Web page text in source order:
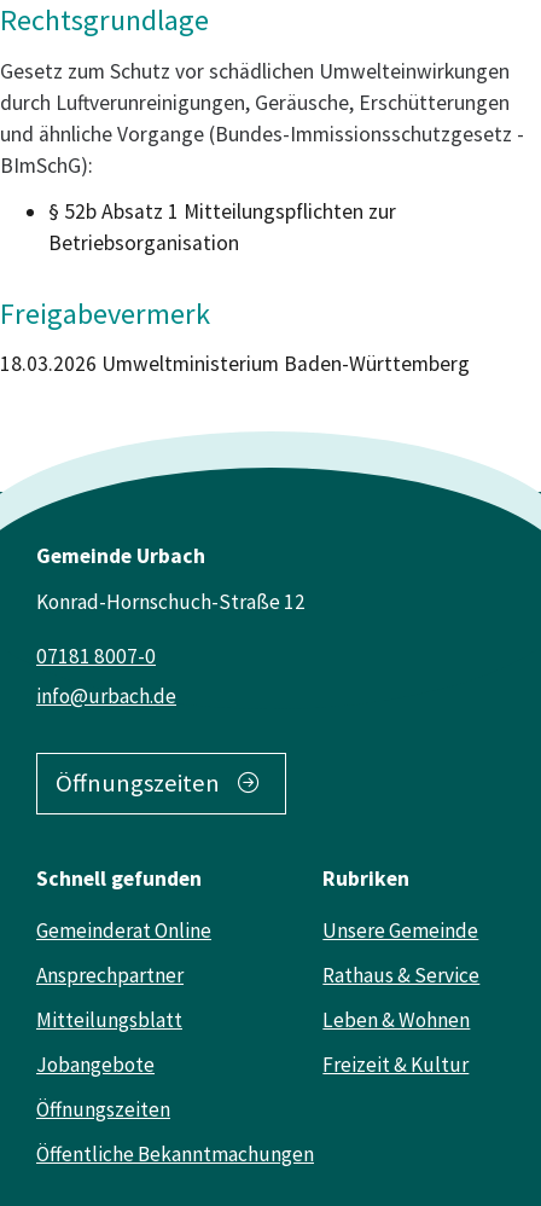
Rechtsgrundlage
Gesetz zum Schutz vor schädlichen Umwelteinwirkungen
durch Luftverunreinigungen, Geräusche, Erschütterungen
und ähnliche Vorgange (Bundes-Immissionsschutzgesetz -
BImSchG):
§ 52b Absatz 1 Mitteilungspflichten zur
Betriebsorganisation
Freigabevermerk
18.03.2026 Umweltministerium Baden-Württemberg
Gemeinde Urbach
Konrad-Hornschuch-Straße 12
info@urbach.de
07181 8007-0
Öffnungszeiten
Schnell gefunden
Gemeinderat Online
Ansprechpartner
Mitteilungsblatt
Jobangebote
Öffnungszeiten
Öffentliche Bekanntmachungen
Rubriken
Unsere Gemeinde
Rathaus & Service
Leben & Wohnen
Freizeit & Kultur